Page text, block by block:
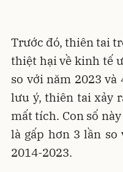
Trước đó, thiên tai
thiệt hại về kinh tế
so với năm 2023
lưu ý, thiên tai xảy
mất tích. Con số
là gấp hơn 3 lần
2014-2023.